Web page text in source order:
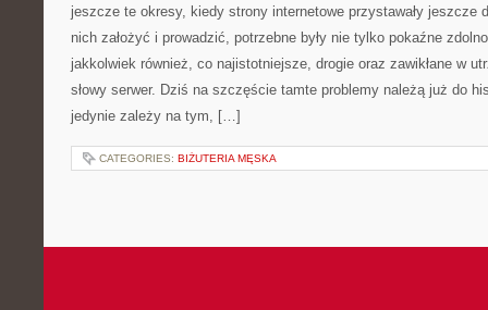
jeszcze te okresy, kiedy strony internetowe przystawały jeszcze
nich założyć i prowadzić, potrzebne były nie tylko pokaźne
jakkolwiek również, co najistotniejsze, drogie oraz zawikłane w
słowy serwer. Dziś na szczęście tamte problemy należą już do
jedynie zależy na tym, […]
CATEGORIES: BIŻUTERIA MĘSKA